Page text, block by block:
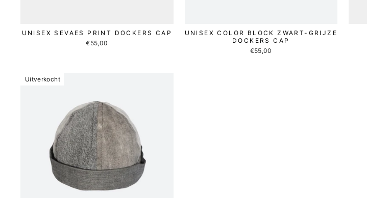
UNISEX SEVAES PRINT DOCKERS CAP
€55,00
UNISEX COLOR BLOCK ZWART-GRIJZE
DOCKERS CAP
€55,00
Uitverkocht